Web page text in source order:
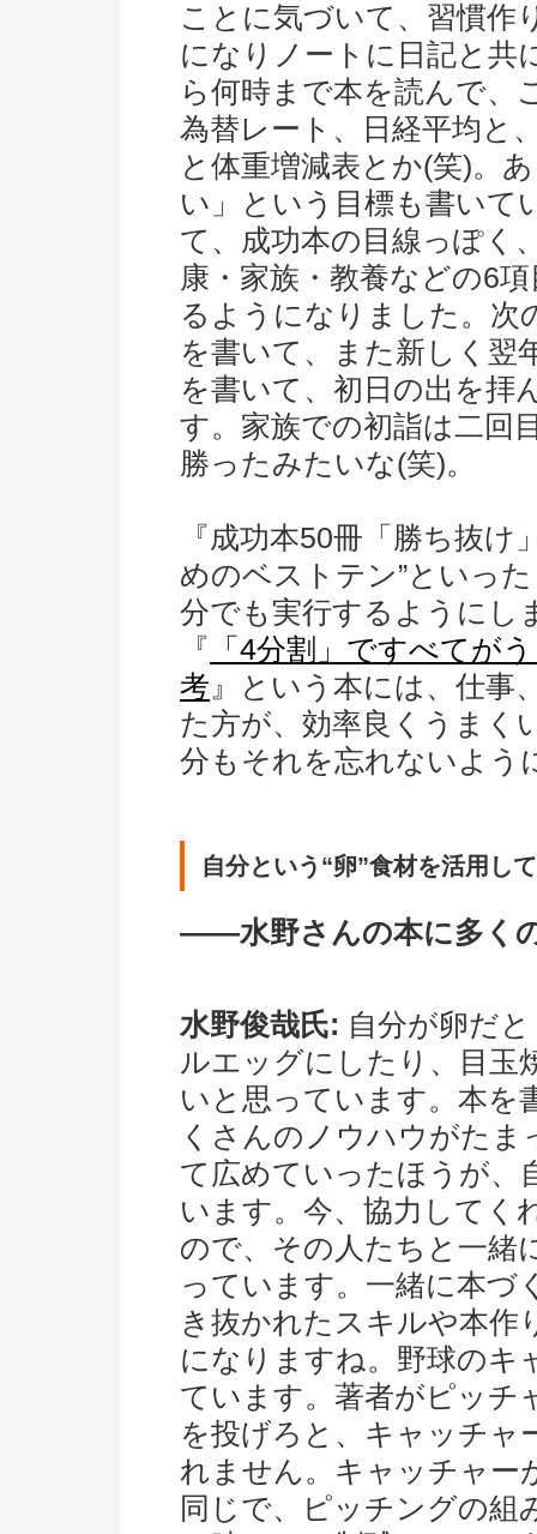
ことに気づいて、習慣作
になりノートに日記と共
ら何時まで本を読んで、
為替レート、日経平均と
と体重増減表とか(笑)。
い」という目標も書いて
て、成功本の目線っぽく
康・家族・教養などの6
るようになりました。次
を書いて、また新しく翌
を書いて、初日の出を拝
す。家族での初詣は二回
勝ったみたいな(笑)。
『成功本50冊「勝ち抜
めのベストテン”といっ
分でも実行するようにし
『
「4分割」ですべてが
考 』という本には、仕事
た方が、効率良くうまく
分もそれを忘れないよう
自分という“卵”食材を活用し
――水野さんの本に多く
水野俊哉氏: 自分が卵だ
ルエッグにしたり、目玉
いと思っています。本を
くさんのノウハウがた
て広めていったほうが、
います。今、協力してく
ので、その人たちと一緒
っています。一緒に本づ
き抜かれたスキルや本作
になりますね。野球のキ
ています。著者がピッチ
を投げろと、キャッチャ
れません。キャッチャー
同じで、ピッチングの組